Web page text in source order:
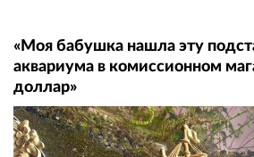
«Моя бабушка нашла эту
аквариума в комиссионном
доллар»